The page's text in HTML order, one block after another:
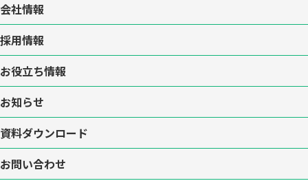
会社情報
採用情報
お役立ち情報
お知らせ
資料ダウンロード
お問い合わせ